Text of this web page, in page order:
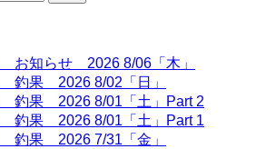
お知らせ 2026 8/06「木」
釣果 2026 8/02「日」
釣果 2026 8/01「土」Part 2
釣果 2026 8/01「土」Part 1
釣果 2026 7/31「金」